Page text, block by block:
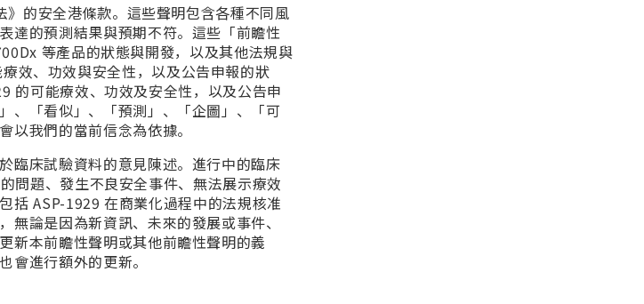
的安全港條款。這些聲明包含各種不同風
達的預測結果與預期不符。這些「前瞻性
等產品的狀態與開發，以及其他法規與
效、功效與安全性，以及公告申報的狀
的可能療效、功效及安全性，以及公告申
、「看似」、「預測」、「企圖」、「可
以我們的當前信念為依據。
臨床試驗資料的意見陳述。進行中的臨床
問題、發生不良安全事件、無法展示療效
括 ASP-1929 在商業化過程中的法規核准
論是因為新資訊、未來的發展或事件、
新本前瞻性聲明或其他前瞻性聲明的義
會進行額外的更新。